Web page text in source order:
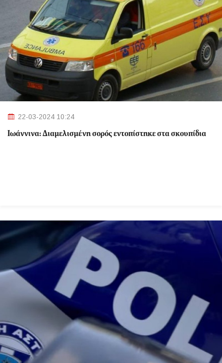
22-03-2024 10:24
Ιωάννινα: Διαμελισμένη σορός εντοπίστηκε στα σκουπίδια